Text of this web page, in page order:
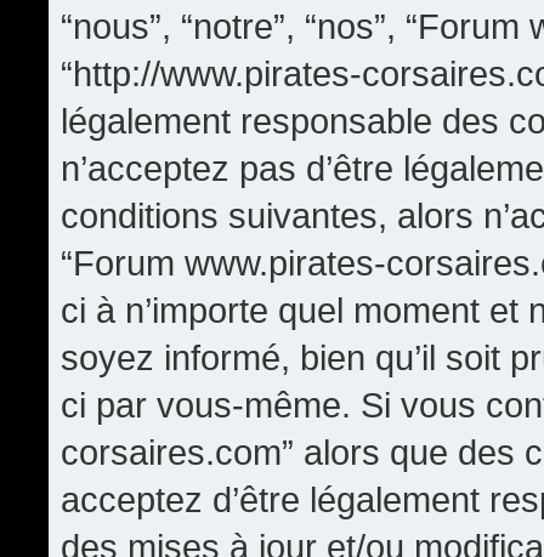
“nous”, “notre”, “nos”,
“http://www.pirates-
légalement responsable des
n’acceptez pas d’être
conditions suivantes, alors
“Forum www.pirates-
ci à n’importe quel moment
soyez informé, bien qu’il soit
ci par vous-même. Si vous
corsaires.com” alors que des
acceptez d’être légalement
des mises à jour et/ou